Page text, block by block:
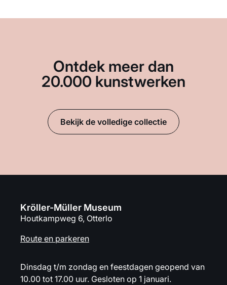
Ontdek meer dan
20.000 kunstwerken
Bekijk de volledige collectie
Kröller-Müller Museum
Houtkampweg 6, Otterlo
Route en parkeren
Dinsdag t/m zondag en feestdagen geopend van
10.00 tot 17.00 uur. Gesloten op 1 januari.